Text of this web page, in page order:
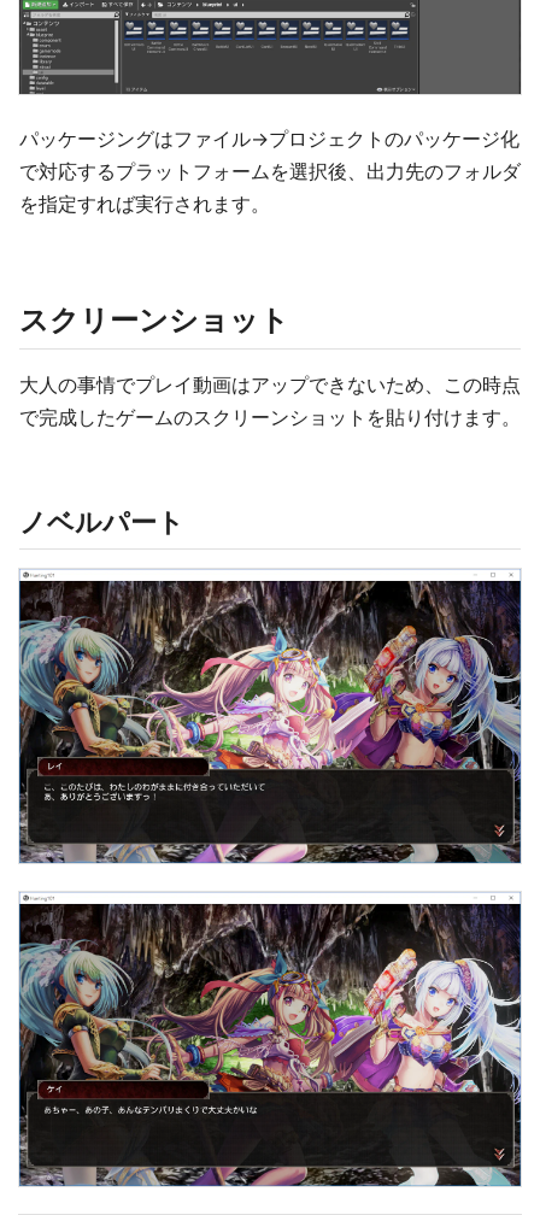
パッケージングはファイル→プロジェクトのパッケージ化
で対応するプラットフォームを選択後、出力先のフォルダ
を指定すれば実行されます。
スクリーンショット
大人の事情でプレイ動画はアップできないため、この時点
で完成したゲームのスクリーンショットを貼り付けます。
ノベルパート